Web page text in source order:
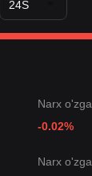
24S
Narx
-0.02%
Narx